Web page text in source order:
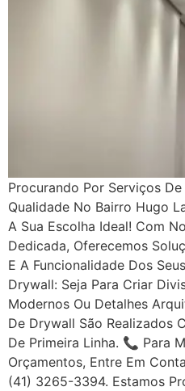
Procurando Por Serviços
Qualidade No Bairro Hugo
A Sua Escolha Ideal! Com
Dedicada, Oferecemos
E A Funcionalidade Dos
Drywall: Seja Para Criar
Modernos Ou Detalhes
De Drywall São Realizados
De Primeira Linha. 📞 Para
Orçamentos, Entre Em
(41) 3265-3394. Estamos